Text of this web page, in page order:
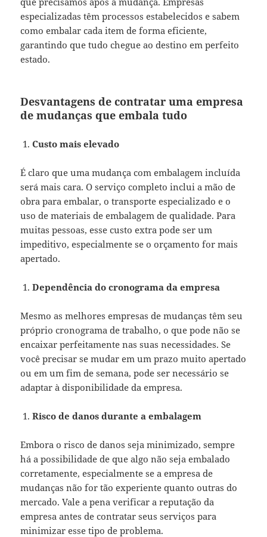
especializadas têm processos estabelecidos e sabem
como embalar cada item de forma eficiente,
garantindo que tudo chegue ao destino em perfeito
estado.
Desvantagens de contratar uma empresa
de mudanças que embala tudo
Custo mais elevado
É claro que uma mudança com embalagem incluída
será mais cara. O serviço completo inclui a mão de
obra para embalar, o transporte especializado e o
uso de materiais de embalagem de qualidade. Para
muitas pessoas, esse custo extra pode ser um
impeditivo, especialmente se o orçamento for mais
apertado.
Dependência do cronograma da empresa
Mesmo as melhores empresas de mudanças têm seu
próprio cronograma de trabalho, o que pode não se
encaixar perfeitamente nas suas necessidades. Se
você precisar se mudar em um prazo muito apertado
ou em um fim de semana, pode ser necessário se
adaptar à disponibilidade da empresa.
Risco de danos durante a embalagem
Embora o risco de danos seja minimizado, sempre
há a possibilidade de que algo não seja embalado
corretamente, especialmente se a empresa de
mudanças não for tão experiente quanto outras do
mercado. Vale a pena verificar a reputação da
empresa antes de contratar seus serviços para
minimizar esse tipo de problema.